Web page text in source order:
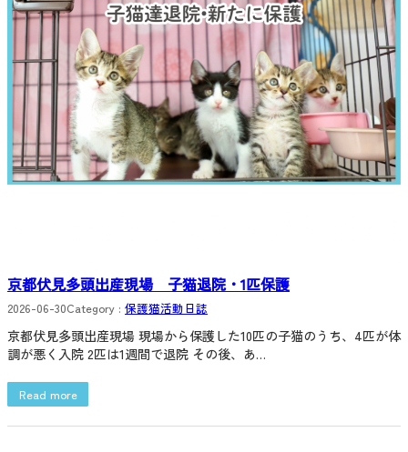
京都伏見多頭出産現場 子猫退院・1匹保護
2026-06-30Category : 保護猫活動日誌
京都伏見多頭出産現場 現場から保護した10匹の子猫のうち、4匹が体
調が悪く入院 2匹は1週間で退院 その後、あ…
Read more